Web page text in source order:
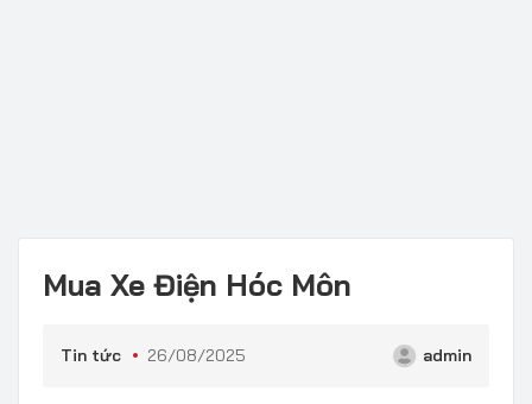
Mua Xe Điện Hóc Môn
Tin tức 26/08/2025 admin